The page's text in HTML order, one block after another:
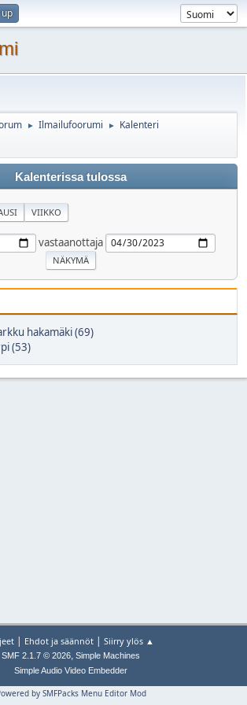
► Ilmailufoorumi ► Kalenteri
Kalenterissa tulossa
VIIKKO
vastaanottaja
hakamäki (69)
(53)
| Ehdot ja säännöt | Siirry ylös ▲
SMF 2.1.7 © 2026, Simple Machines
Simple Audio Video Embedder
by SMFPacks Menu Editor Mod